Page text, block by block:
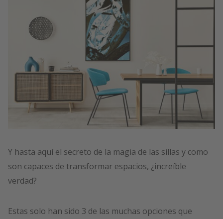
Y hasta aquí el secreto de la magia de las sillas y como
son capaces de transformar espacios, ¿increíble
verdad?
Estas solo han sido 3 de las muchas opciones que